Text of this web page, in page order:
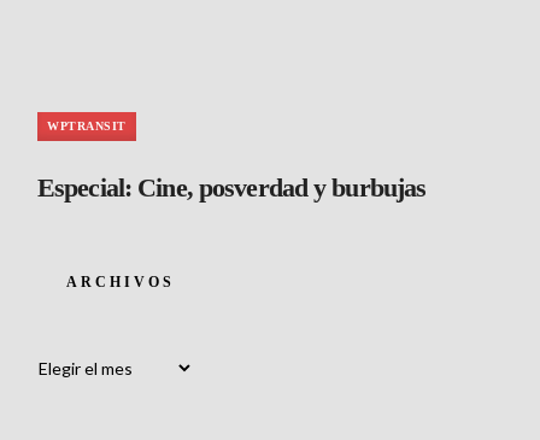
WPTRANSIT
Especial: Cine, posverdad y burbujas
ARCHIVOS